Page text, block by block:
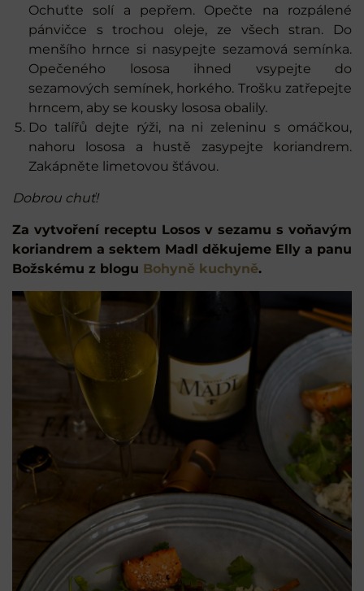
Ochuťte solí a pepřem. Opečte na rozpálené
pánvičce s trochou oleje, ze všech stran. Do
menšího hrnce si nasypejte sezamová semínka.
Opečeného lososa ihned vsypejte do
sezamových semínek, horkého. Trošku zatřepejte
hrncem, aby se kousky lososa obalily.
Do talířů dejte rýži, na ni zeleninu s omáčkou,
nahoru lososa a hustě zasypejte koriandrem.
Zakápněte limetovou šťávou.
Dobrou chuť!
Za vytvoření receptu Losos v sezamu s voňavým
koriandrem a sektem Madl děkujeme Elly a panu
Božskému z blogu Bohyně kuchyně.